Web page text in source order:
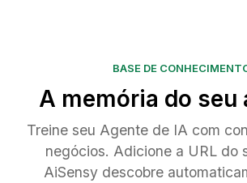
BASE DE
A memória do seu
Treine seu Agente de IA com
negócios. Adicione a URL do
AiSensy descobre